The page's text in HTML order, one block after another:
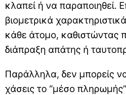
κλαπεί ή να παραποιηθεί.
βιομετρικά
κάθε άτομο, καθιστώντας
διάπραξη απάτης ή
Παράλληλα, δεν μπορείς
χάσεις το “μέσο πληρωμής”,